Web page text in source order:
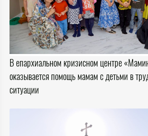
В епархиальном кризисном центре
оказывается помощь мамам с детьми в
ситуации